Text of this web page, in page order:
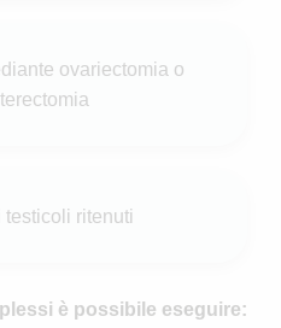
ovariectomia o
testicoli ritenuti
è possibile eseguire: